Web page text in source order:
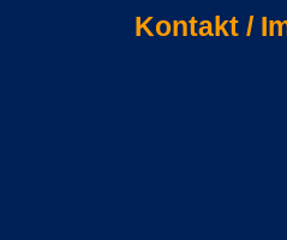
Kontakt /